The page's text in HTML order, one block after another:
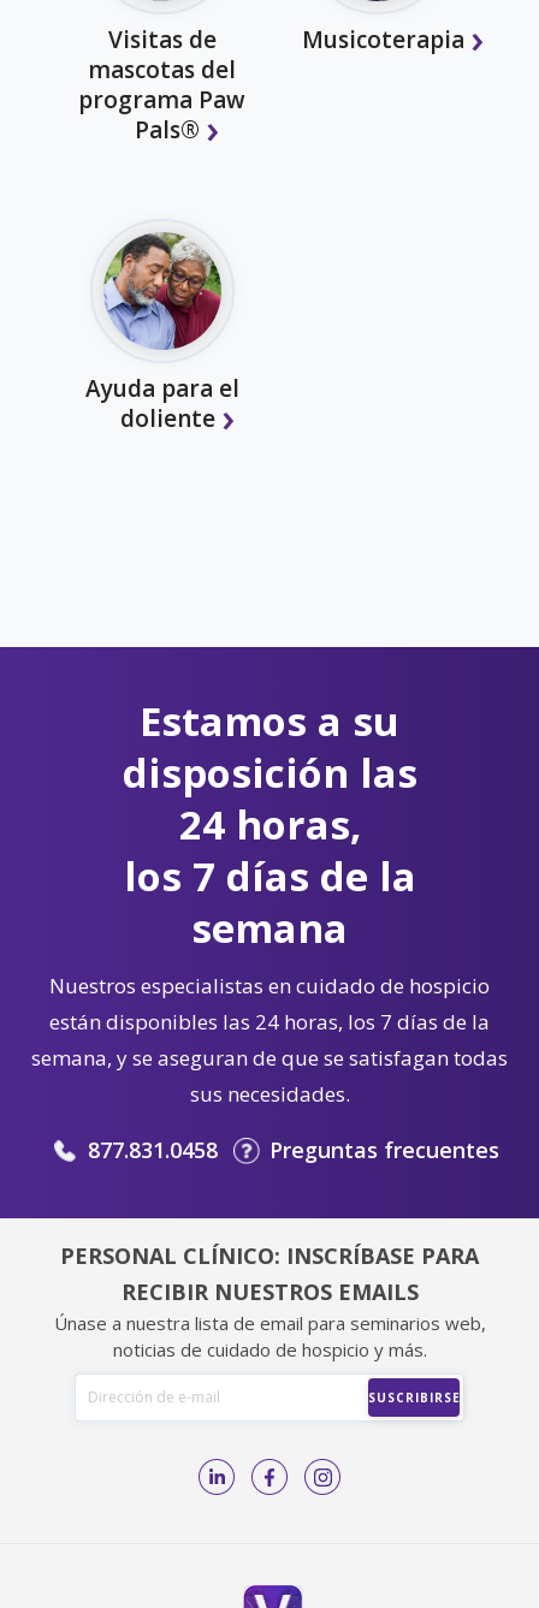
Visitas de
mascotas del
programa Paw
Pals®
Musicoterapia
Ayuda para el
doliente
Estamos a su
disposición las
24 horas,
los 7 días de la
semana
Nuestros especialistas en cuidado de hospicio
están disponibles las 24 horas, los 7 días de la
semana, y se aseguran de que se satisfagan todas
sus necesidades.
877.831.0458 Preguntas frecuentes
PERSONAL CLÍNICO: INSCRÍBASE PARA
RECIBIR NUESTROS EMAILS
Únase a nuestra lista de email para seminarios web,
noticias de cuidado de hospicio y más.